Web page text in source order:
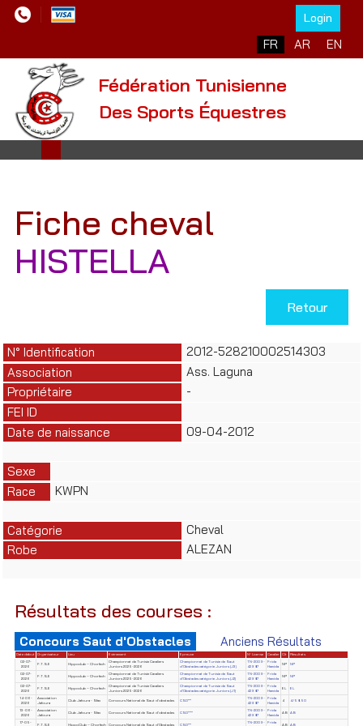
Login
Sélectionnez votre
FR AR EN
Fédération Tunisienne
Des Sports Équestres
Fiche cheval
HISTELLA
Retour
N° Identification
2012-528210002514303
Association
Ass. Laguna
Propriétaire
-
FEI ID
Date de naissance
09-04-2012
Sexe
Race
KWPN
Catégorie
Cheval
Robe
ALEZAN
Résultats des courses :
Concours Saut d'Obstacles Anciens Résultats
Date début Organisateur Lieu Evènement Epreuve N° License Cavalier Clt
Résultats
02-07-
2026
F.T.S.E Hippoclub – Chorfech
Championnat de Tunisie Cavaliers
Juniors 2025-2026
Championnat de Tunisie de Saut
d'Obstacles catégorie Juniors (J3)
TN-2009-
42987
Frida
Hamida
NP NP
02-07-
2026
F.T.S.E Hippoclub – Chorfech
Championnat de Tunisie Cavaliers
Juniors 2025-2026
Championnat de Tunisie de Saut
d'Obstacles catégorie Juniors (J2)
TN-2009-
42987
Frida
Hamida
NP NP
02-07-
2026
F.T.S.E Hippoclub – Chorfech
Championnat de Tunisie Cavaliers
Juniors 2025-2026
Championnat de Tunisie de Saut
d'Obstacles catégorie Juniors (J1)
TN-2009-
42987
Frida
Hamida
EL EL
14-06-
2026
Association
Jafoura
Club Jafoura - Sfax Concours National de Saut d'obstacles CSO**
TN-2009-
42987
Frida
Hamida
4 4/58.50
13-06-
2026
Association
Jafoura
Club Jafoura - Sfax Concours National de Saut d'obstacles CSO***
TN-2009-
42987
Frida
Hamida
AB AB
17-05-
F.T.S.E HippoClub – Chorfech Concours National de Saut d'Obstacles CSO**
TN-2009- Frida
AB AB